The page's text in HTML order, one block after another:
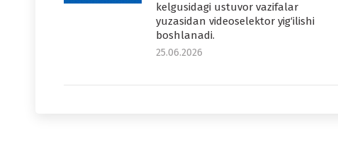
kelgusidagi ustuvor vazifalar
yuzasidan videoselektor yig‘ilishi
boshlanadi.
25.06.2026